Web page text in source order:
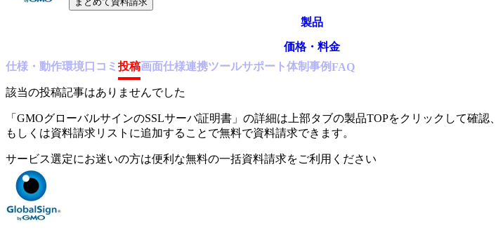
製品
価格・料金
仕様・動作環境口コミ投稿画面仕様連携ツールサポート体制 事例FAQ
該当の投稿記事はありませんでした
「 GMOグローバルサインのSSLサーバ証明書 」の詳細は上部タブの製品TOPをクリックして確認、
もしくは資料請求リストに追加することで無料で資料請求できます。
サービス選定にお迷いの方は便利な無料の一括資料請求をご利用ください